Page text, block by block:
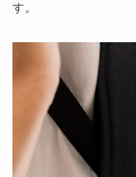
す。